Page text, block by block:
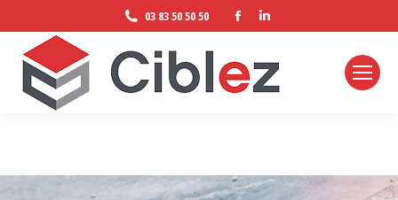
03 83 50 50 50
Facebook
opens
in
opens
in